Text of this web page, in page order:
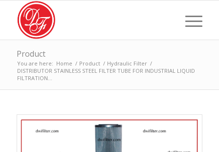
Product
You are here: Home / Product / Hydraulic Filter /
DISTRIBUTOR STAINLESS STEEL FILTER TUBE FOR INDUSTRIAL LIQUID
FILTRATION...